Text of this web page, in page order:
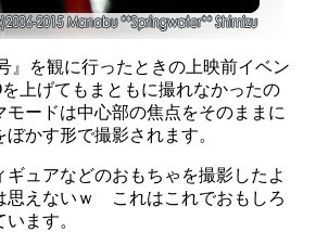
』を観に行ったときの上映前イベン
上げてもまともに撮れなかったの
ードは中心部の焦点をそのままに
かす形で撮影されます。
ュアなどのおもちゃを撮影したよ
思えないｗ これはこれでおもしろ
ます。